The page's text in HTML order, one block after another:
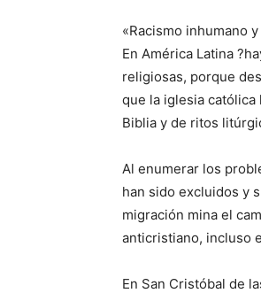
«Racismo inhumano
En América Latina
religiosas, porque
que la iglesia
Biblia y de ritos
Al enumerar los
han sido excluidos y
migración mina el
anticristiano, incluso
En San Cristóbal de